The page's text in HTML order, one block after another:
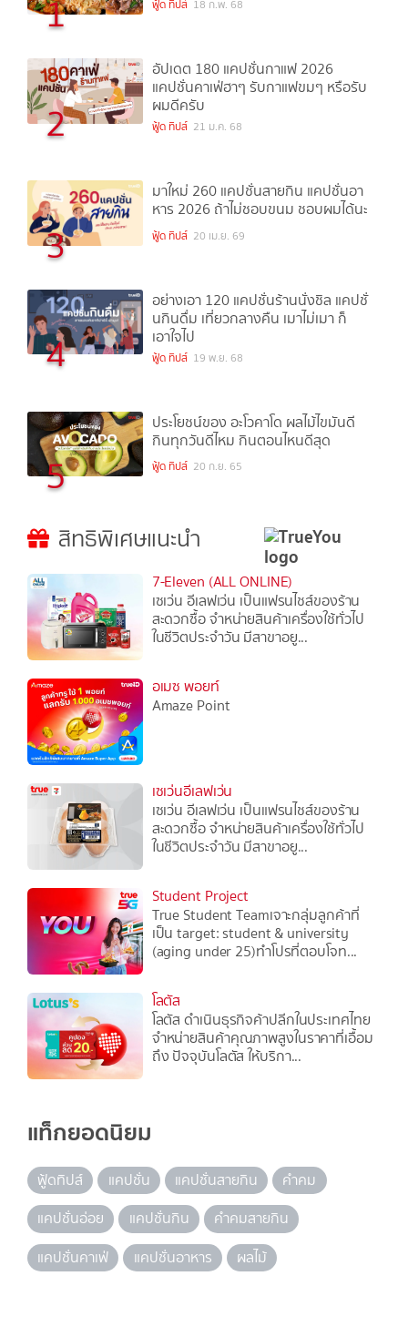
1 ฟู้ด ทิปส์ 18 ก.พ. 68
2
อัปเดต 180 แคปชั่นกาแฟ 2026
แคปชั่นคาเฟ่ฮาๆ รับกาแฟขมๆ หรือรับ
ผมดีครับ
ฟู้ด ทิปส์ 21 ม.ค. 68
3
มาใหม่ 260 แคปชั่นสายกิน แคปชั่นอา
หาร 2026 ถ้าไม่ชอบขนม ชอบผมได้นะ
ฟู้ด ทิปส์ 20 เม.ย. 69
4
อย่างเอา 120 แคปชั่นร้านนั่งชิล แคปชั่
นกินดื่ม เที่ยวกลางคืน เมาไม่เมา ก็
เอาใจไป
ฟู้ด ทิปส์ 19 พ.ย. 68
5
ประโยชน์ของ อะโวคาโด ผลไม้ไขมันดี
กินทุกวันดีไหม กินตอนไหนดีสุด
ฟู้ด ทิปส์ 20 ก.ย. 65
สิทธิพิเศษแนะนำ
7-Eleven (ALL ONLINE)
เซเว่น อีเลฟเว่น เป็นแฟรนไชส์ของร้าน
สะดวกซื้อ จำหน่ายสินค้าเครื่องใช้ทั่วไป
ในชีวิตประจำวัน มีสาขาอยู...
อเมซ พอยท์
Amaze Point
เซเว่นอีเลฟเว่น
เซเว่น อีเลฟเว่น เป็นแฟรนไชส์ของร้าน
สะดวกซื้อ จำหน่ายสินค้าเครื่องใช้ทั่วไป
ในชีวิตประจำวัน มีสาขาอยู...
Student Project
True Student Teamเจาะกลุ่มลูกค้าที่
เป็น target: student & university
(aging under 25)ทำโปรที่ตอบโจท...
โลตัส
โลตัส ดำเนินธุรกิจค้าปลีกในประเทศไทย
จำหน่ายสินค้าคุณภาพสูงในราคาที่เอื้อม
ถึง ปัจจุบันโลตัส ให้บริกา...
แท็กยอดนิยม
ฟู้ดทิปส์ แคปชั่น แคปชั่นสายกิน
คำคม
แคปชั่นอ่อย
แคปชั่นกิน
คำคมสายกิน
แคปชั่นคาเฟ่
แคปชั่นอาหาร ผลไม้